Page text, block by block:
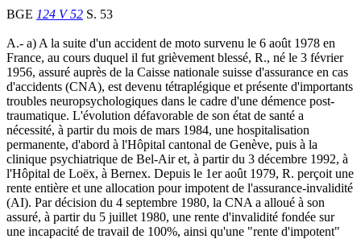
BGE 124 V 52 S. 53
A.- a) A la suite d'un accident de moto survenu le 6 août 1978 en
France, au cours duquel il fut grièvement blessé, R., né le 3 février
1956, assuré auprès de la Caisse nationale suisse d'assurance en cas
d'accidents (CNA), est devenu tétraplégique et présente d'importants
troubles neuropsychologiques dans le cadre d'une démence post-
traumatique. L'évolution défavorable de son état de santé a
nécessité, à partir du mois de mars 1984, une hospitalisation
permanente, d'abord à l'Hôpital cantonal de Genève, puis à la
clinique psychiatrique de Bel-Air et, à partir du 3 décembre 1992, à
l'Hôpital de Loëx, à Bernex. Depuis le 1er août 1979, R. perçoit une
rente entière et une allocation pour impotent de l'assurance-invalidité
(AI). Par décision du 4 septembre 1980, la CNA a alloué à son
assuré, à partir du 5 juillet 1980, une rente d'invalidité fondée sur
une incapacité de travail de 100%, ainsi qu'une "rente d'impotent"